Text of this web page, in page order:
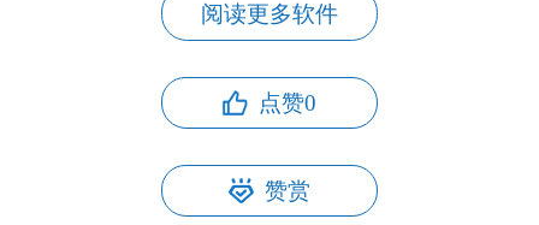
阅读更多软件
点赞0
赞赏